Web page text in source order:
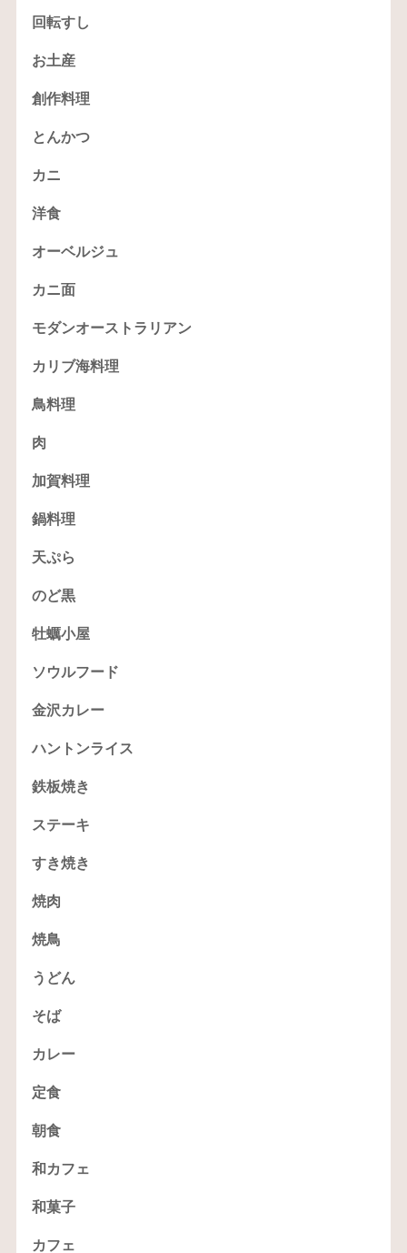
回転すし
お土産
創作料理
とんかつ
カニ
洋食
オーベルジュ
カニ面
モダンオーストラリアン
カリブ海料理
鳥料理
肉
加賀料理
鍋料理
天ぷら
のど黒
牡蠣小屋
ソウルフード
金沢カレー
ハントンライス
鉄板焼き
ステーキ
すき焼き
焼肉
焼鳥
うどん
そば
カレー
定食
朝食
和カフェ
和菓子
カフェ